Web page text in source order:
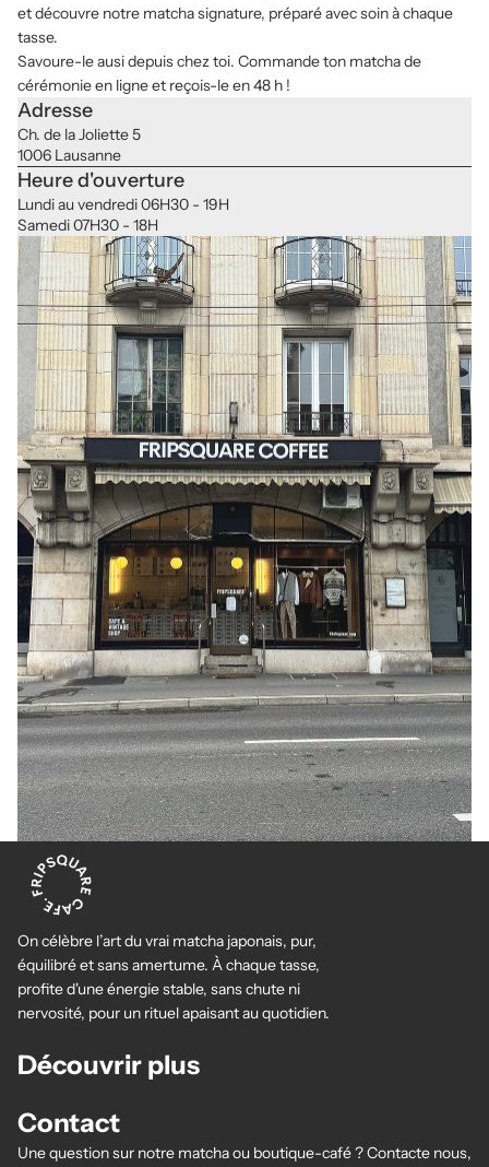
et découvre notre matcha signature, préparé avec soin à chaque
tasse.
Savoure-le ausi depuis chez toi. Commande ton matcha de
cérémonie en ligne et reçois-le en 48 h !
Adresse
Ch. de la Joliette 5
1006 Lausanne
Heure d'ouverture
Lundi au vendredi 06H30 - 19H
Samedi 07H30 - 18H
On célèbre l’art du vrai matcha japonais, pur,
équilibré et sans amertume. À chaque tasse,
profite d'une énergie stable, sans chute ni
nervosité, pour un rituel apaisant au quotidien.
Découvrir plus
Contact
Une question sur notre matcha ou boutique-café ?Contacte nous,
Datenschutzerklärung